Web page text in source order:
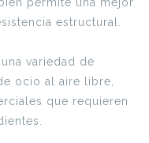
permite una mejor
estructural.
variedad de
ocio al aire libre,
que requieren